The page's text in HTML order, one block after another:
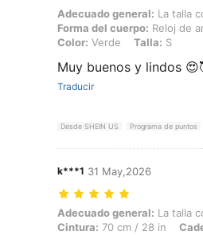
Adecuado general: La talla
Adecuado general: La talla
Forma del cuerpo: Reloj de
Color: Verde Talla: S
Muy buenos y lindos
Traducir
Desde SHEIN US Programa de puntos
k***1 31 May,2026
Adecuado general: La talla
Adecuado general: La talla
Cintura: 70 cm / 28 in